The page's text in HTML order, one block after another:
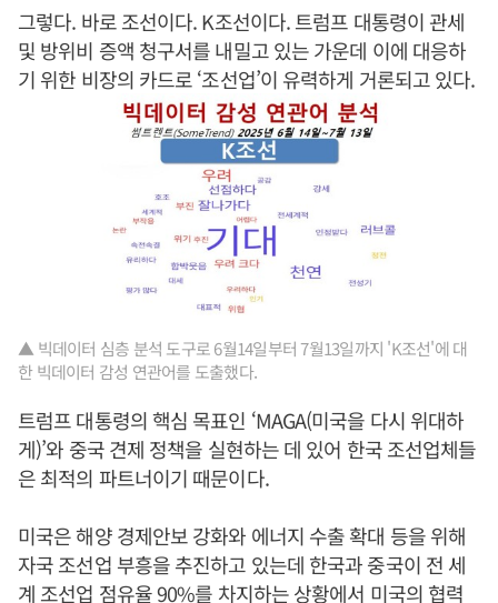
그렇다. 바로 조선이다. K조선이다. 트럼프 대통령이 관세
및 방위비 증액 청구서를 내밀고 있는 가운데 이에 대응하
기 위한 비장의 카드로 ‘조선업’이 유력하게 거론되고 있다.
▲ 빅데이터 심층 분석 도구로 6월14일부터 7월13일까지 'K조선'에 대
한 빅데이터 감성 연관어를 도출했다.
트럼프 대통령의 핵심 목표인 ‘MAGA(미국을 다시 위대하
게)’와 중국 견제 정책을 실현하는 데 있어 한국 조선업체들
은 최적의 파트너이기 때문이다.
미국은 해양 경제안보 강화와 에너지 수출 확대 등을 위해
자국 조선업 부흥을 추진하고 있는데 한국과 중국이 전 세
계 조선업 점유율 90%를 차지하는 상황에서 미국의 협력